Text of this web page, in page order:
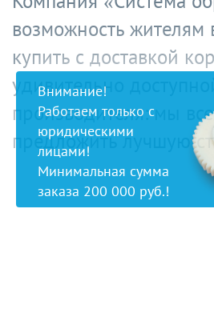
возможность жителям
купить с доставкой
удивительно
производителя: мы
предложить лучшую
Внимание!
Работаем только с
юридическими
лицами!
Минимальная сумма
заказа 200 000 руб.!